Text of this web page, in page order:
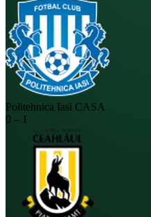
Politehnica Iasi CASA
0 – 1